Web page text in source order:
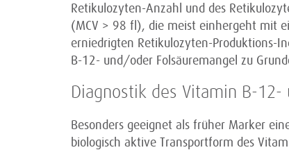
Retikulozyten-Anzahl und des
(MCV > 98 fl), die meist einhergeht mit
erniedrigten Retikulozyten-Produktions-
B-12- und/oder Folsäuremangel zu
Diagnostik des Vitamin B-12-
Besonders geeignet als früher Marker
biologisch aktive Transportform des